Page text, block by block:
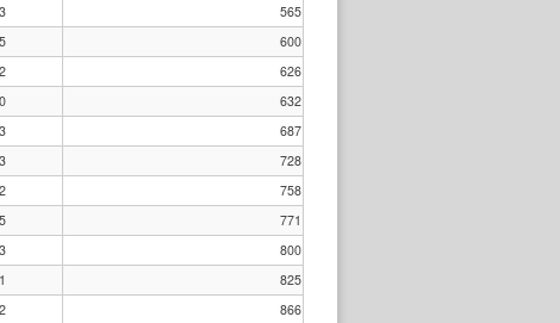
565
600
626
632
687
728
758
771
800
825
866